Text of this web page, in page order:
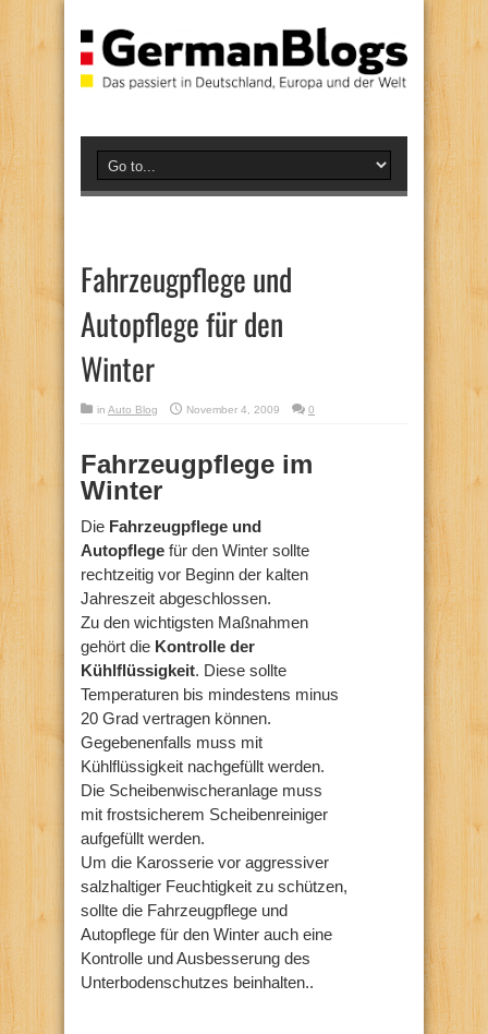
Fahrzeugpflege und
Autopflege für den
Winter
in Auto Blog November 4, 2009 0
Fahrzeugpflege im
Winter
Die Fahrzeugpflege und
Autopflege für den Winter sollte
rechtzeitig vor Beginn der kalten
Jahreszeit abgeschlossen.
Zu den wichtigsten Maßnahmen
gehört die Kontrolle der
Kühlflüssigkeit. Diese sollte
Temperaturen bis mindestens minus
20 Grad vertragen können.
Gegebenenfalls muss mit
Kühlflüssigkeit nachgefüllt werden.
Die Scheibenwischeranlage muss
mit frostsicherem Scheibenreiniger
aufgefüllt werden.
Um die Karosserie vor aggressiver
salzhaltiger Feuchtigkeit zu schützen,
sollte die Fahrzeugpflege und
Autopflege für den Winter auch eine
Kontrolle und Ausbesserung des
Unterbodenschutzes beinhalten..